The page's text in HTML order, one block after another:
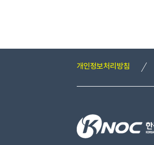
개인정보처리방침